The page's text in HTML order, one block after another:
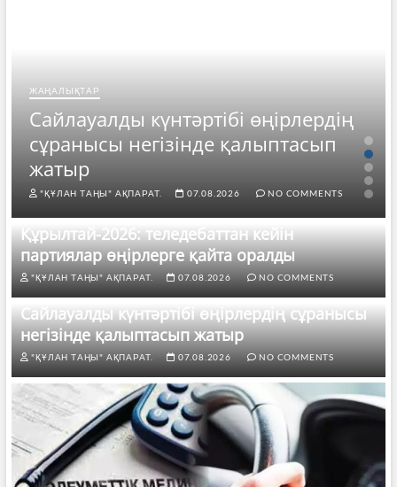
ЖАҢАЛЫҚТАР
Сайлауалды күнтәртібі өңірлердің
сұранысы негізінде қалыптасып
жатыр
"ҚҰЛАН ТАҢЫ" АҚПАРАТ. 07.08.2026 NO COMMENTS
Құрылтай-2026: теледебаттан кейін
партиялар өңірлерге қайта оралды
"ҚҰЛАН ТАҢЫ" АҚПАРАТ. 07.08.2026 NO COMMENTS
Сайлауалды күнтәртібі өңірлердің сұранысы
негізінде қалыптасып жатыр
"ҚҰЛАН ТАҢЫ" АҚПАРАТ. 07.08.2026 NO COMMENTS